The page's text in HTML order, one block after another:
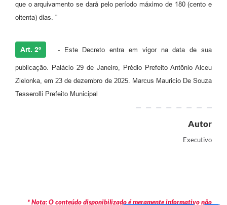
que o arquivamento se dará pelo período máximo de 180 (cento e
oitenta) dias. "
Art. 2º - Este Decreto entra em vigor na data de sua
publicação. Palácio 29 de Janeiro, Prédio Prefeito Antônio Alceu
Zielonka, em 23 de dezembro de 2025. Marcus Mauricio De Souza
Tesserolli Prefeito Municipal
Autor
Executivo
* Nota: O conteúdo disponibilizado é meramente informativo não